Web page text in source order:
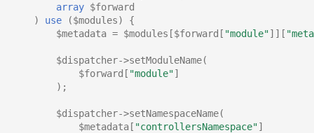
array $forward
)
use ($modules)
{
$metadata = $modules [$forward [ "module"]][
$dispatcher->setModuleName(
$forward [ "module"]
);
$dispatcher->setNamespaceName(
$metadata[ "controllersNamespace"]